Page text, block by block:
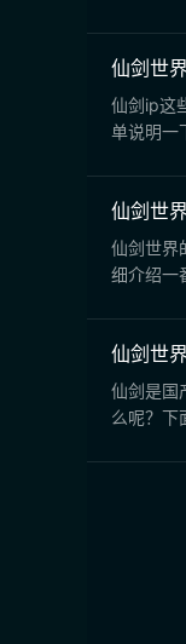
仙剑世
仙剑ip这
单说明一
仙剑世
仙剑世界
细介绍一
仙剑世
仙剑是国
么呢？下